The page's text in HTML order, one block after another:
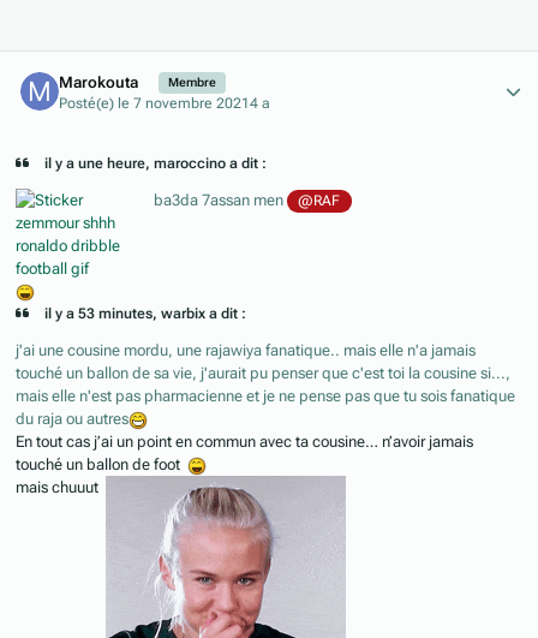
Marokouta Membre
Posté(e) le 7 novembre 20214 a
il y a une heure, maroccino a dit :
ba3da 7assan men @RAF
il y a 53 minutes, warbix a dit :
j'ai une cousine mordu, une rajawiya fanatique.. mais elle n'a jamais
touché un ballon de sa vie, j'aurait pu penser que c'est toi la cousine si...,
mais elle n'est pas pharmacienne et je ne pense pas que tu sois fanatique
du raja ou autres
En tout cas j’ai un point en commun avec ta cousine… n’avoir jamais
touché un ballon de foot
mais chuuut